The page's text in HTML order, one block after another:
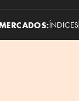
ÍNDICES